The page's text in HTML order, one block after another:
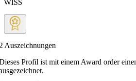
WISS
Auszeichnungen
Profil ist mit einem Award order